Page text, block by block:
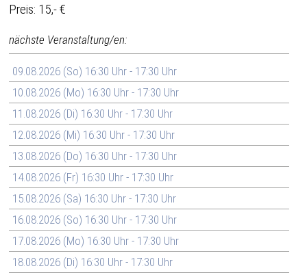
Preis: 15,- €
nächste Veranstaltung/en:
09.08.2026 (So) 16:30 Uhr - 17:30 Uhr
10.08.2026 (Mo) 16:30 Uhr - 17:30 Uhr
11.08.2026 (Di) 16:30 Uhr - 17:30 Uhr
12.08.2026 (Mi) 16:30 Uhr - 17:30 Uhr
13.08.2026 (Do) 16:30 Uhr - 17:30 Uhr
14.08.2026 (Fr) 16:30 Uhr - 17:30 Uhr
15.08.2026 (Sa) 16:30 Uhr - 17:30 Uhr
16.08.2026 (So) 16:30 Uhr - 17:30 Uhr
17.08.2026 (Mo) 16:30 Uhr - 17:30 Uhr
18.08.2026 (Di) 16:30 Uhr - 17:30 Uhr